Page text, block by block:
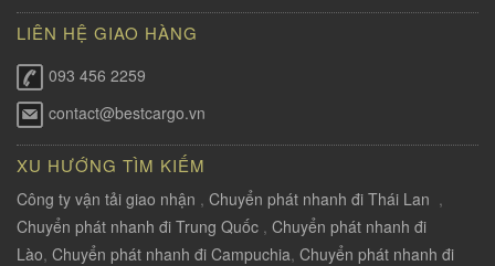
LIÊN HỆ GIAO HÀNG
093 456 2259
contact@bestcargo.vn
XU HƯỚNG TÌM KIẾM
Công ty vận tải giao nhận , Chuyển phát nhanh đi Thái Lan ,
Chuyển phát nhanh đi Trung Quốc , Chuyển phát nhanh đi
Lào, Chuyển phát nhanh đi Campuchia, Chuyển phát nhanh đi